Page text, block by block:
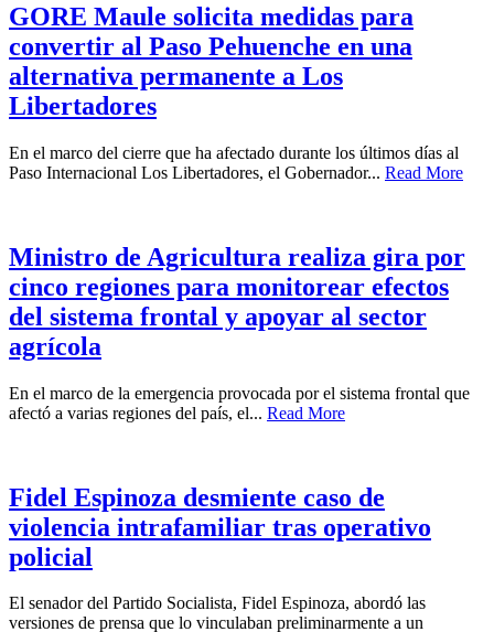
GORE Maule solicita medidas para
convertir al Paso Pehuenche en una
alternativa permanente a Los
Libertadores
En el marco del cierre que ha afectado durante los últimos días al
Paso Internacional Los Libertadores, el Gobernador... Read More
Ministro de Agricultura realiza gira por
cinco regiones para monitorear efectos
del sistema frontal y apoyar al sector
agrícola
En el marco de la emergencia provocada por el sistema frontal que
afectó a varias regiones del país, el... Read More
Fidel Espinoza desmiente caso de
violencia intrafamiliar tras operativo
policial
El senador del Partido Socialista, Fidel Espinoza, abordó las
versiones de prensa que lo vinculaban preliminarmente a un